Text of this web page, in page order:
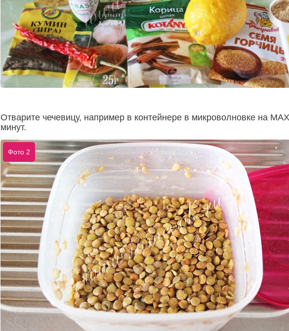
Отварите чечевицу, например в контейнере в микроволновке на
минут.
Фото 2